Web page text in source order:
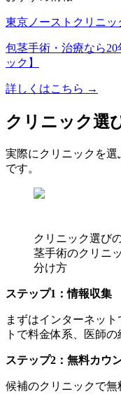
東京ノーストクリニッ
包茎手術・治療なら
ック】
詳しくはこちら →
クリニック選
実際にクリニックを
です。
クリニック選び
茎手術のクリニ
分け方
ステップ1：情報収集
まずはインターネッ
トで料金体系、医師
ステップ2：無料カウ
候補のクリニックで